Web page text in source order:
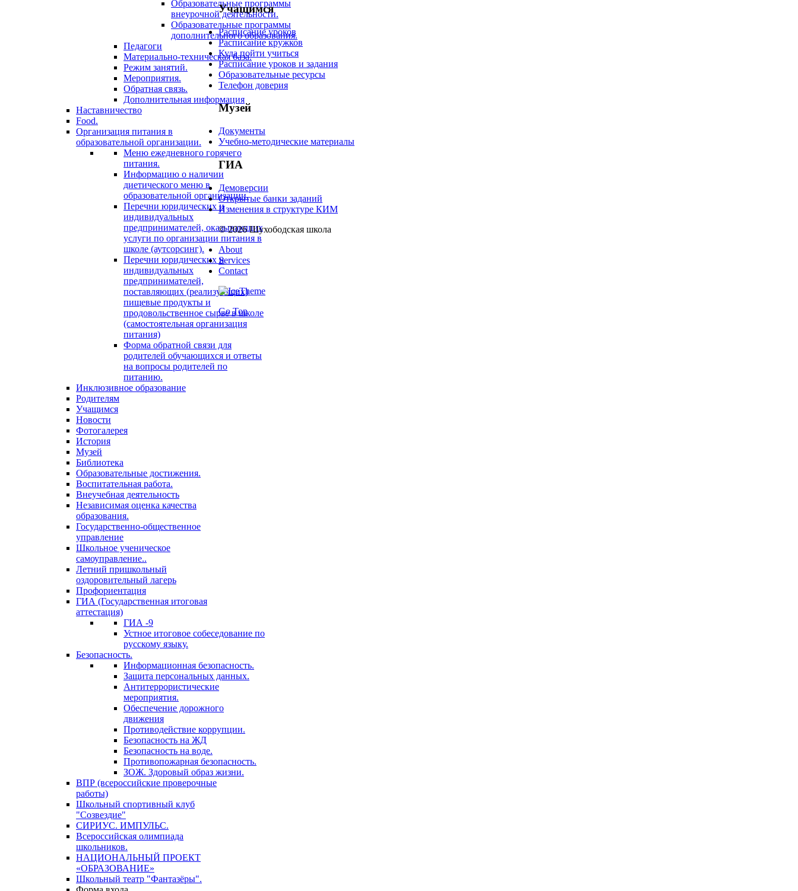
Образовательные программы
внеурочной деятельности.
Образовательные программы
дополнительного образования.
Педагоги
Материально-техническая база.
Режим занятий.
Мероприятия.
Обратная связь.
Дополнительная информация
Наставничество
Food.
Организация питания в
образовательной организации.
Меню ежедневного горячего
питания.
Информацию о наличии
диетического меню в
образовательной организации.
Перечни юридических и
индивидуальных
предпринимателей, оказывающих
услуги по организации питания в
школе (аутсорсинг).
Перечни юридических и
индивидуальных
предпринимателей,
поставляющих (реализующих)
пищевые продукты и
продовольственное сырье в школе
(самостоятельная организация
питания)
Форма обратной связи для
родителей обучающихся и ответы
на вопросы родителей по
питанию.
Инклюзивное образование
Родителям
Учащимся
Новости
Фотогалерея
История
Музей
Библиотека
Образовательные достижения.
Воспитательная работа.
Внеучебная деятельность
Независимая оценка качества
образования.
Государственно-общественное
управление
Школьное ученическое
самоуправление..
Летний пришкольный
оздоровительный лагерь
Профориентация
ГИА (Государственная итоговая
аттестация)
ГИА -9
Устное итоговое собеседование по
русскому языку.
Безопасность.
Информационная безопасность.
Защита персональных данных.
Антитеррористические
мероприятия.
Обеспечение дорожного
движения
Противодействие коррупции.
Безопасность на ЖД
Безопасность на воде.
Противопожарная безопасность.
ЗОЖ. Здоровый образ жизни.
ВПР (всероссийские проверочные
работы)
Школьный спортивный клуб
"Созвездие"
СИРИУС. ИМПУЛЬС.
Всероссийская олимпиада
школьников.
НАЦИОНАЛЬНЫЙ ПРОЕКТ
«ОБРАЗОВАНИЕ»
Школьный театр "Фантазёры".
Учащимся
Расписание уроков
Расписание кружков
Куда пойти учиться
Расписание уроков и задания
Образовательные ресурсы
Телефон доверия
Музей
Документы
Учебно-методические материалы
ГИА
Демоверсии
Открытые банки заданий
Изменения в структуре КИМ
© 2026 Шухободская школа
About
Services
Contact
Go Top